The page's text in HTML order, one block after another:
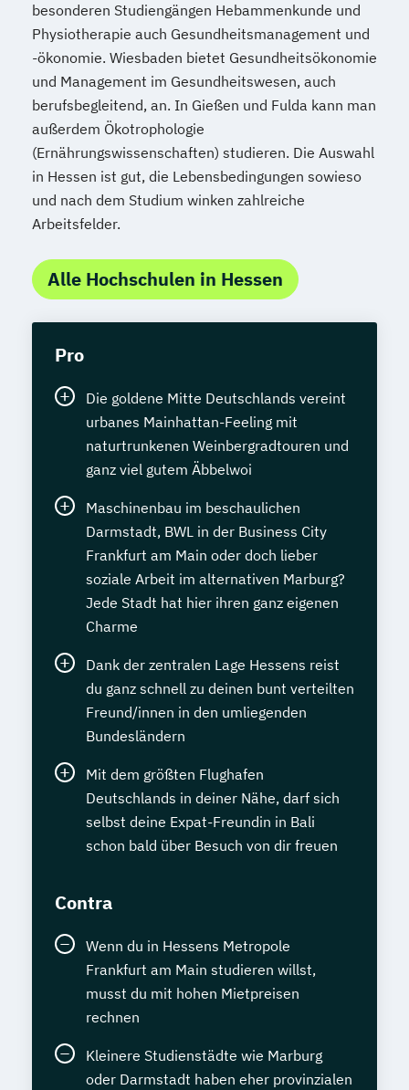
besonderen Studiengängen Hebammenkunde und
Physiotherapie auch Gesundheitsmanagement und
-ökonomie. Wiesbaden bietet Gesundheitsökonomie
und Management im Gesundheitswesen, auch
berufsbegleitend, an. In Gießen und Fulda kann man
außerdem Ökotrophologie
(Ernährungswissenschaften) studieren. Die Auswahl
in Hessen ist gut, die Lebensbedingungen sowieso
und nach dem Studium winken zahlreiche
Arbeitsfelder.
Alle Hochschulen in Hessen
Pro
Die goldene Mitte Deutschlands vereint
urbanes Mainhattan-Feeling mit
naturtrunkenen Weinbergradtouren und
ganz viel gutem Äbbelwoi
Maschinenbau im beschaulichen
Darmstadt, BWL in der Business City
Frankfurt am Main oder doch lieber
soziale Arbeit im alternativen Marburg?
Jede Stadt hat hier ihren ganz eigenen
Charme
Dank der zentralen Lage Hessens reist
du ganz schnell zu deinen bunt verteilten
Freund/innen in den umliegenden
Bundesländern
Mit dem größten Flughafen
Deutschlands in deiner Nähe, darf sich
selbst deine Expat-Freundin in Bali
schon bald über Besuch von dir freuen
Contra
Wenn du in Hessens Metropole
Frankfurt am Main studieren willst,
musst du mit hohen Mietpreisen
rechnen
Kleinere Studienstädte wie Marburg
oder Darmstadt haben eher provinzialen